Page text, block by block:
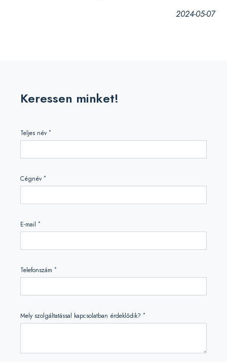
2024-05-07
Keressen minket!
Teljes név *
Cégnév *
E-mail *
Telefonszám *
Mely szolgáltatással kapcsolatban érdeklődik? *